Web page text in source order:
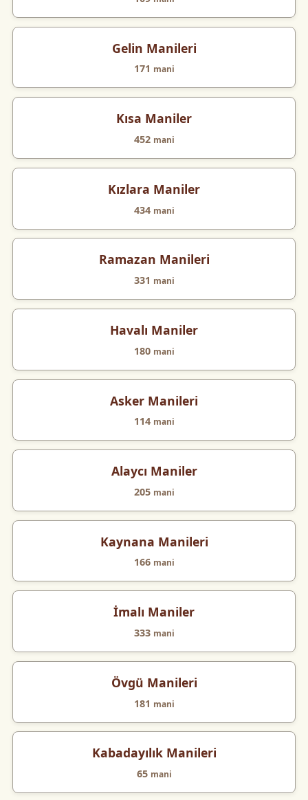
Gelin Manileri
171 mani
Kısa Maniler
452 mani
Kızlara Maniler
434 mani
Ramazan Manileri
331 mani
Havalı Maniler
180 mani
Asker Manileri
114 mani
Alaycı Maniler
205 mani
Kaynana Manileri
166 mani
İmalı Maniler
333 mani
Övgü Manileri
181 mani
Kabadayılık Manileri
65 mani